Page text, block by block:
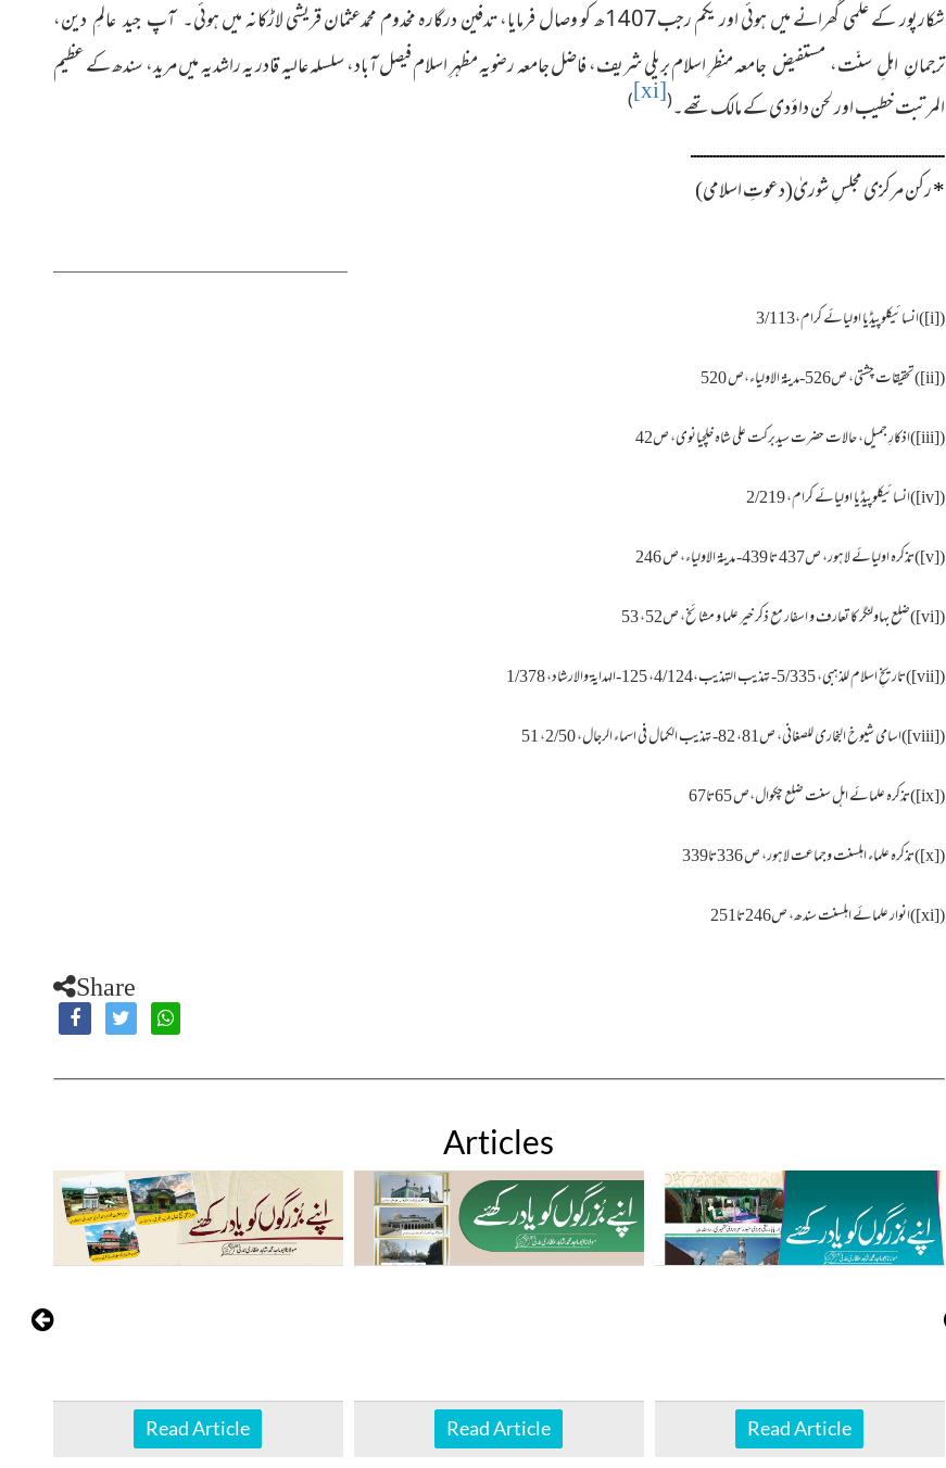
شکارپور کے علمی گھرانے میں ہوئی اور یکم رجب1407ھ کو وصال فرمایا، تدفین درگارہ مخدوم محمدعثمان قریشی لاڑکانہ میں
ہوئی۔ آپ جید عالمِ دین،
ترجمانِ اہلِ سنّت، مستفیض جامعہمنظرِ اسلام بریلی شریف، فاضل جامعہ رضویہ مظہرِ اسلام فیصل آباد، سلسلہ عالیہ قادر یہ راشدیہ میں مرید، سندھ کے عظیم
المرتبت خطیب اور لحن داؤدی کے مالک تھے۔(
[xi]
)
ــــــــــــــــــــــــــــــــــــــــــــــــــــــــــــــــــــــــــــــ
*رکن مرکزی مجلسِ شوریٰ(دعوتِ اسلامی)
(
[i])انسائیکلوپیڈیا اولیائے کرام،3/113
(
[ii])تحقیقات چشتی، ص526-مدینۃ الاولیاء،ص 520
(
[iii])اذکارِ جمیل، حالات حضرت سیدبرکت علی شاہ خلچیانوی، ص42
(
[iv])انسائیکلوپیڈیا اولیائے کرام، 2/219
(
[v])تذکرہ اولیائے لاہور، ص437 تا 439- مدینۃ الاولیاء، ص 246
(
[vi])ضلع بہاولنگر کا تعارف و اسفار مع ذکر خیر علما و مشائخ، ص52، 53
(
[vii])تاریخِ اسلام للذہبی، 5/335- تہذیب التہذیب،4/124، 125-الہدایۃ والارشاد، 1/378
(
[viii])اسامی شیوخ البخاری للصغانی، ص81، 82- تہذیب الکمال فی اسماء الرجال، 2/50، 51
(
[ix])تذکرہ علمائے اہل سنت ضلع چکوال،ص 65تا67
(
[x])تذکرہ علماء اہلسنت وجماعت لاہور، ص 336تا339
(
[xi])انوار علمائے اہلسنت سندھ، ص246تا251
Share
Articles
Read Article Read Article Read Article